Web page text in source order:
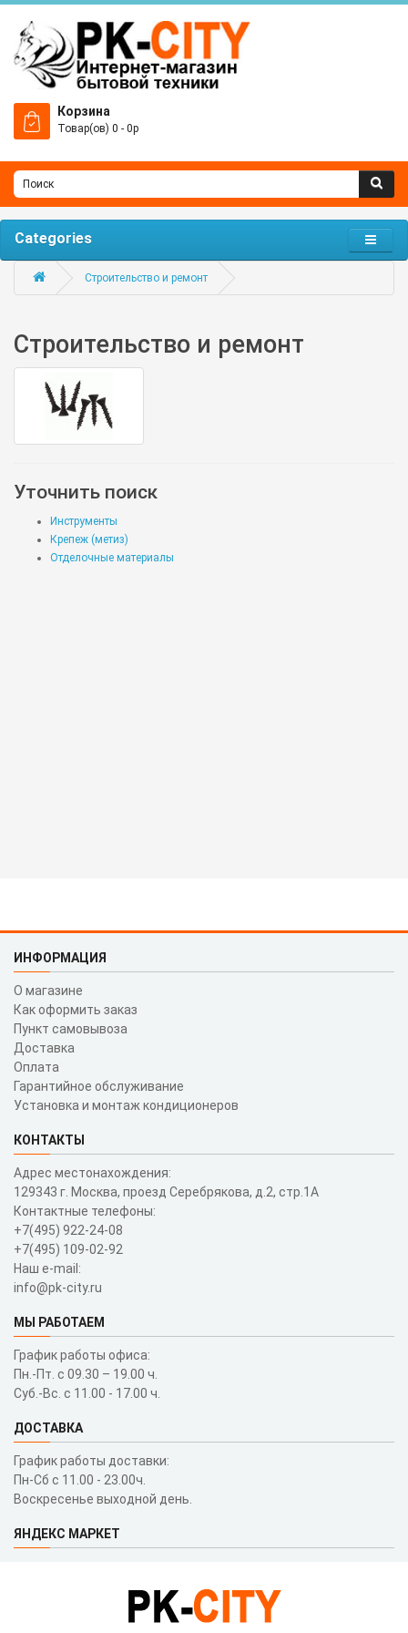
Корзина
Товар(ов) 0 - 0р
Categories
Строительство и ремонт
Строительство и ремонт
Уточнить поиск
Инструменты
Крепеж (метиз)
Отделочные материалы
ИНФОРМАЦИЯ
О магазине
Как оформить заказ
Пункт самовывоза
Доставка
Оплата
Гарантийное обслуживание
Установка и монтаж кондиционеров
КОНТАКТЫ
Адрес местонахождения:
129343 г. Москва, проезд Серебрякова, д.2, стр.1A
Контактные телефоны:
+7(495) 922-24-08
+7(495) 109-02-92
Наш e-mail:
info@pk-city.ru
МЫ РАБОТАЕМ
График работы офиса:
Пн.-Пт. с 09.30 – 19.00 ч.
Суб.-Вс. с 11.00 - 17.00 ч.
ДОСТАВКА
График работы доставки:
Пн-Сб с 11.00 - 23.00ч.
Воскресенье выходной день.
ЯНДЕКС МАРКЕТ